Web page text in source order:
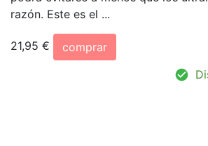
razón. Este es el ...
21,95 €
comprar